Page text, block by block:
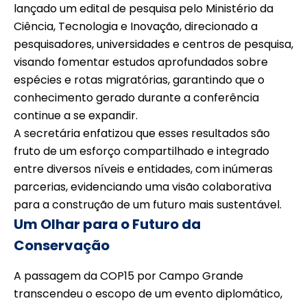
lançado um edital de pesquisa pelo Ministério da
Ciência, Tecnologia e Inovação, direcionado a
pesquisadores, universidades e centros de pesquisa,
visando fomentar estudos aprofundados sobre
espécies e rotas migratórias, garantindo que o
conhecimento gerado durante a conferência
continue a se expandir.
A secretária enfatizou que esses resultados são
fruto de um esforço compartilhado e integrado
entre diversos níveis e entidades, com inúmeras
parcerias, evidenciando uma visão colaborativa
para a construção de um futuro mais sustentável.
Um Olhar para o Futuro da
Conservação
A passagem da COP15 por Campo Grande
transcendeu o escopo de um evento diplomático,